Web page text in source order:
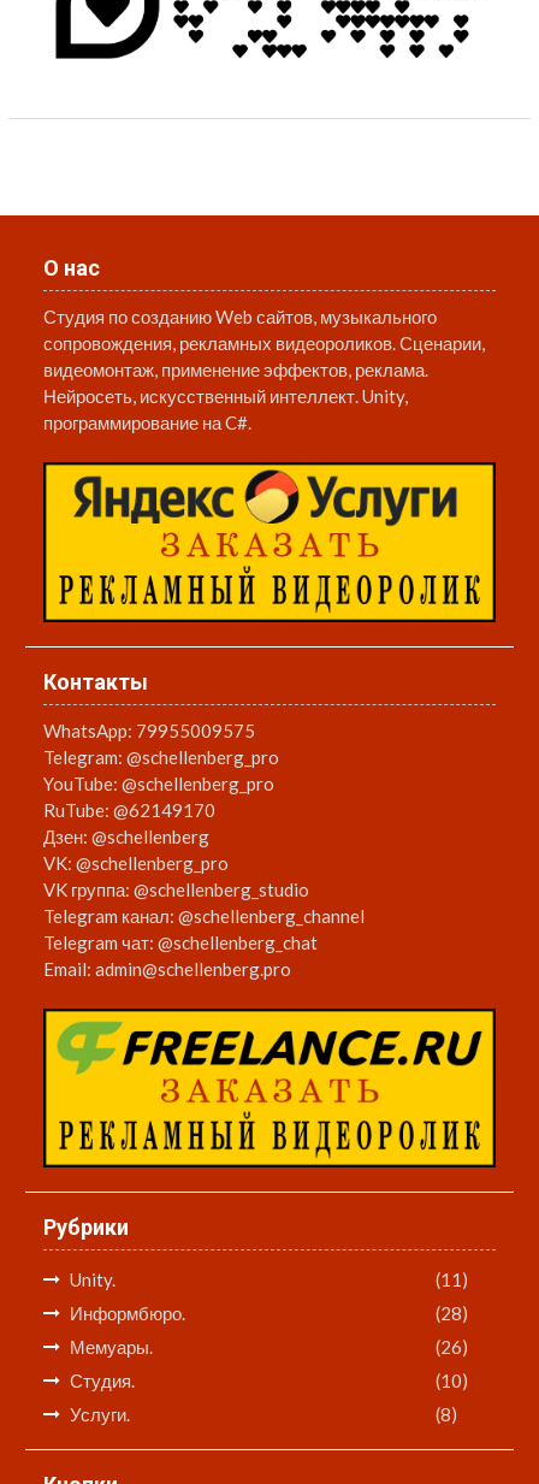
О нас
Студия по созданию Web сайтов, музыкального
сопровождения, рекламных видеороликов. Сценарии,
видеомонтаж, применение эффектов, реклама.
Нейросеть, искусственный интеллект. Unity,
программирование на C#.
Контакты
WhatsApp: 79955009575
Telegram:@schellenberg_pro
YouTube:@schellenberg_pro
RuTube:@62149170
Дзен:@schellenberg
VK:@schellenberg_pro
VK группа:@schellenberg_studio
Telegram канал:@schellenberg_channel
Telegram чат:@schellenberg_chat
Email:admin@schellenberg.pro
Рубрики
Unity.
(11)
Информбюро.
(28)
Мемуары.
(26)
Студия.
(10)
Услуги.
(8)